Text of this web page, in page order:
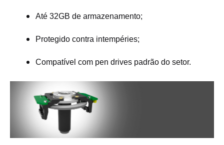
Até 32GB de armazenamento;
Protegido contra intempéries;
Compatível com pen drives padrão do setor.